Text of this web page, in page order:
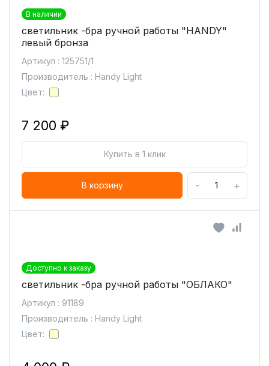
В наличии
светильник -бра ручной работы "HANDY"
левый бронза
Артикул : 125751/1
Производитель : Handy Light
Цвет:
7 200 ₽
Купить в 1 клик
В корзину - +
Доступно к заказу
светильник -бра ручной работы "ОБЛАКО"
Артикул : 91189
Производитель : Handy Light
Цвет: